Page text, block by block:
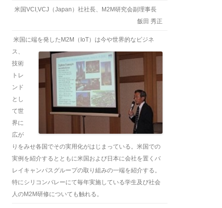
米国VCI,VCJ（Japan）社社長、M2M研究会副理事長
飯田 秀正
米国に端を発したM2M（IoT）は今や世界的なビジネ
ス、
技術
トレ
ンド
とし
て世
界に
広が
りをみせ各国でその実用化がはじまっている。米国での
実例を紹介するとともに米国および日本に会社を置くバ
レイキャンパスグループの取り組みの一端を紹介する。
特にシリコンバレーにて毎年実施している学生及び社会
人のM2M研修についても触れる。